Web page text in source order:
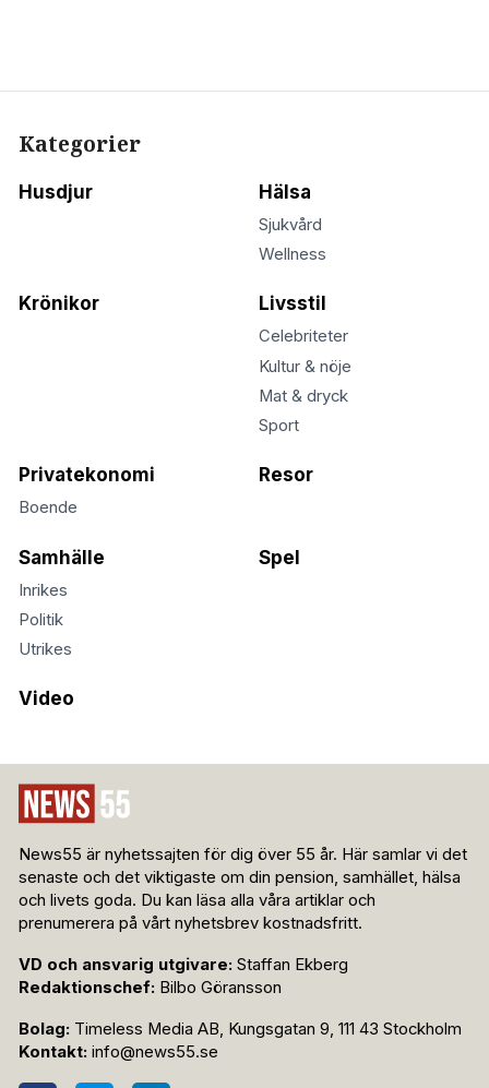
Kategorier
Husdjur Hälsa
Sjukvård
Wellness
Krönikor Livsstil
Celebriteter
Kultur & nöje
Mat & dryck
Sport
Privatekonomi
Boende
Resor
Samhälle
Inrikes
Politik
Utrikes
Spel
Video
News55 är nyhetssajten för dig över 55 år. Här samlar vi det
senaste och det viktigaste om din pension, samhället, hälsa
och livets goda. Du kan läsa alla våra artiklar och
prenumerera på vårt nyhetsbrev kostnadsfritt.
VD och ansvarig utgivare: Staffan Ekberg
Redaktionschef: Bilbo Göransson
Bolag: Timeless Media AB, Kungsgatan 9, 111 43 Stockholm
Kontakt: info@news55.se